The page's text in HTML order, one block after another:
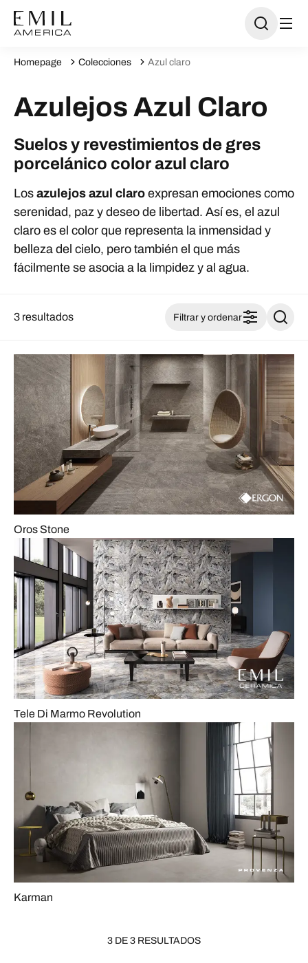
Homepage Colecciones Azul claro
Azulejos Azul Claro
Suelos y revestimientos de gres
porcelánico color azul claro
Los azulejos azul claro expresan emociones como
serenidad, paz y deseo de libertad. Así es, el azul
claro es el color que representa la inmensidad y
belleza del cielo, pero también el que más
fácilmente se asocia a la limpidez y al agua.
3 resultados Filtrar y ordenar
Oros Stone
Tele Di Marmo Revolution
Karman
3 DE 3 RESULTADOS